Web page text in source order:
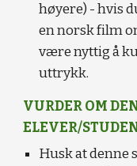
høyere) - hvis
en norsk film
være nyttig å
uttrykk.
VURDER OM
ELEVER/
Husk at denne